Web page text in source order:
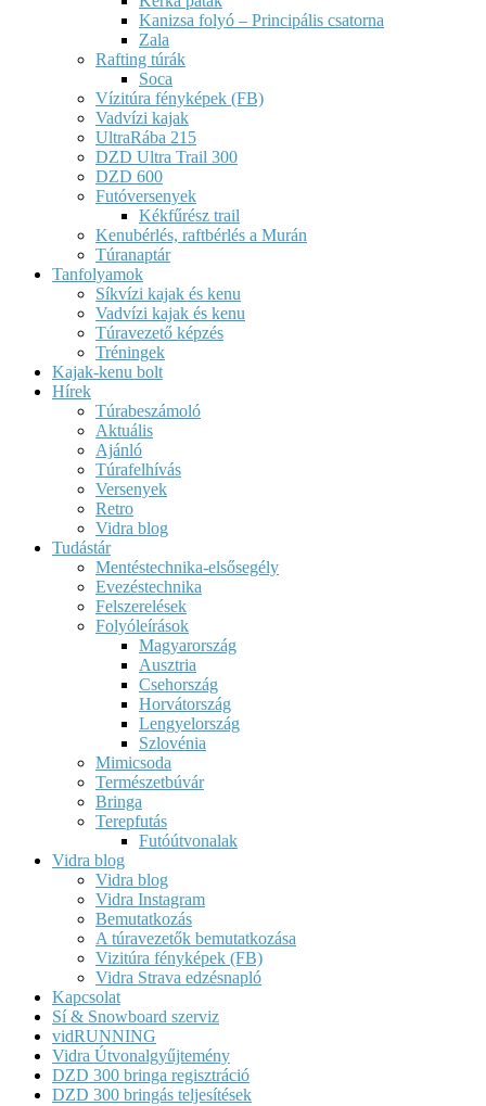
Kanizsa folyó – Principális csatorna
Zala
Rafting túrák
Soca
Vízitúra fényképek (FB)
Vadvízi kajak
UltraRába 215
DZD Ultra Trail 300
DZD 600
Futóversenyek
Kékfűrész trail
Kenubérlés, raftbérlés a Murán
Túranaptár
Tanfolyamok
Síkvízi kajak és kenu
Vadvízi kajak és kenu
Túravezető képzés
Tréningek
Kajak-kenu bolt
Hírek
Túrabeszámoló
Aktuális
Ajánló
Túrafelhívás
Versenyek
Retro
Vidra blog
Tudástár
Mentéstechnika-elsősegély
Evezéstechnika
Felszerelések
Folyóleírások
Magyarország
Ausztria
Csehország
Horvátország
Lengyelország
Szlovénia
Mimicsoda
Természetbúvár
Bringa
Terepfutás
Futóútvonalak
Vidra blog
Vidra blog
Vidra Instagram
Bemutatkozás
A túravezetők bemutatkozása
Vizitúra fényképek (FB)
Vidra Strava edzésnapló
Kapcsolat
Sí & Snowboard szerviz
vidRUNNING
Vidra Útvonalgyűjtemény
DZD 300 bringa regisztráció
DZD 300 bringás teljesítések